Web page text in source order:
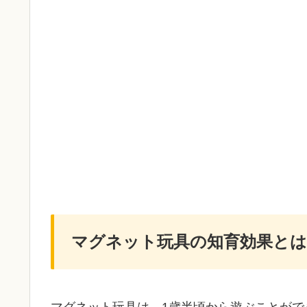
マグネット玩具の知育効果とは